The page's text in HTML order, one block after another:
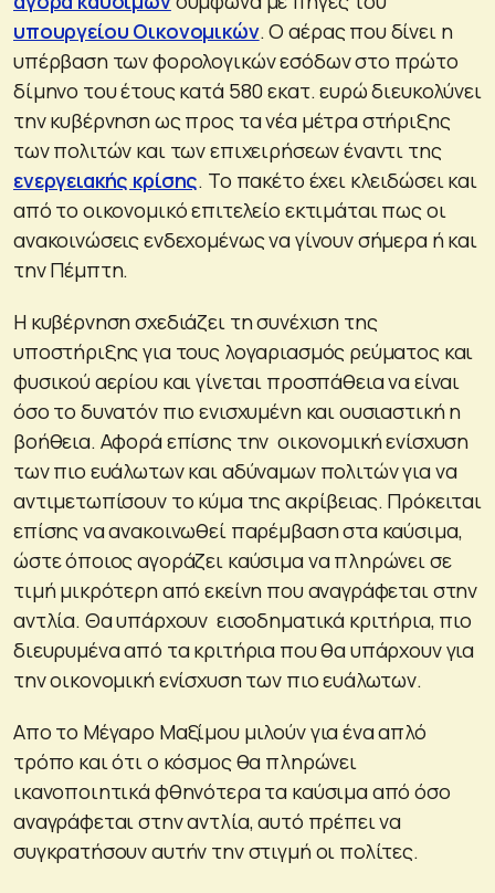
υπουργείου Οικονομικών. Ο αέρας που δίνει η
υπέρβαση των φορολογικών εσόδων στο πρώτο
δίμηνο του έτους κατά 580 εκατ. ευρώ διευκολύνει
την κυβέρνηση ως προς τα νέα μέτρα στήριξης
των πολιτών και των επιχειρήσεων έναντι της
ενεργειακής κρίσης. Το πακέτο έχει κλειδώσει και
από το οικονομικό επιτελείο εκτιμάται πως οι
ανακοινώσεις ενδεχομένως να γίνουν σήμερα ή και
την Πέμπτη.
Η κυβέρνηση σχεδιάζει τη συνέχιση της
υποστήριξης για τους λογαριασμός ρεύματος και
φυσικού αερίου και γίνεται προσπάθεια να είναι
όσο το δυνατόν πιο ενισχυμένη και ουσιαστική η
βοήθεια. Αφορά επίσης την οικονομική ενίσχυση
των πιο ευάλωτων και αδύναμων πολιτών για να
αντιμετωπίσουν το κύμα της ακρίβειας. Πρόκειται
επίσης να ανακοινωθεί παρέμβαση στα καύσιμα,
ώστε όποιος αγοράζει καύσιμα να πληρώνει σε
τιμή μικρότερη από εκείνη που αναγράφεται στην
αντλία. Θα υπάρχουν εισοδηματικά κριτήρια, πιο
διευρυμένα από τα κριτήρια που θα υπάρχουν για
την οικονομική ενίσχυση των πιο ευάλωτων.
Απο το Μέγαρο Μαξίμου μιλούν για ένα απλό
τρόπο και ότι ο κόσμος θα πληρώνει
ικανοποιητικά φθηνότερα τα καύσιμα από όσο
αναγράφεται στην αντλία, αυτό πρέπει να
συγκρατήσουν αυτήν την στιγμή οι πολίτες.